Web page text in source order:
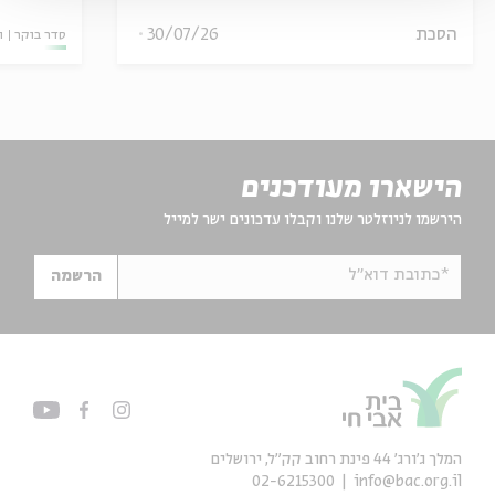
הסכת 30/07/26 סדר בוקר
הישארו מעודכנים
הירשמו לניוזלטר שלנו וקבלו עדכונים ישר למייל
*כתובת דוא"ל הרשמה
המלך ג'ורג' 44 פינת רחוב קק״ל, ירושלים
info@bac.org.il
02-6215300